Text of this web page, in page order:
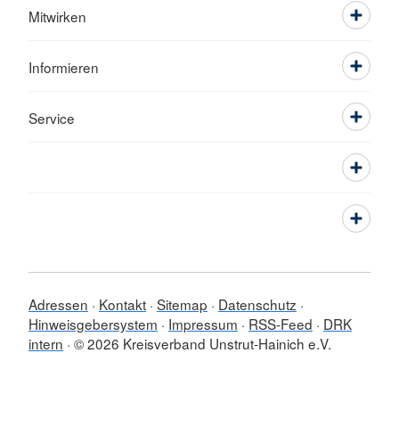
Mitwirken
Informieren
Service
Adressen Kontakt Sitemap
Datenschutz
Hinweisgebersystem
Impressum RSS-Feed
DRK
intern © 2026 Kreisverband Unstrut-Hainich e.V.